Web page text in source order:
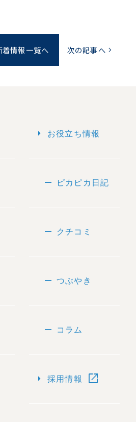
着情報一覧へ 次の記事へ chevron_right
arrow_right お役立ち情報
remove ピカピカ日記
remove クチコミ
remove つぶやき
remove コラム
arrow_right 採用情報 open_in_new